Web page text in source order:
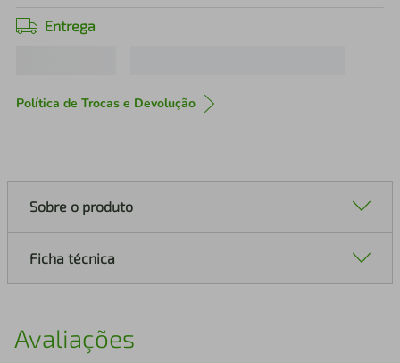
Entrega
Política de Trocas e Devolução
Sobre o produto
Ficha técnica
Avaliações